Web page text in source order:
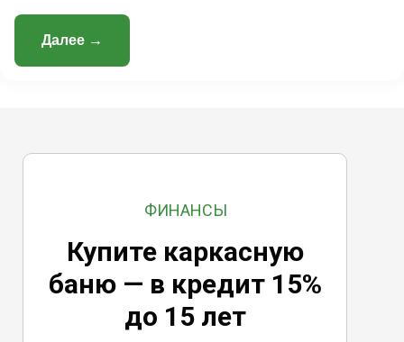
Далее →
ФИНАНСЫ
Купите каркасную
баню — в кредит 15%
до 15 лет